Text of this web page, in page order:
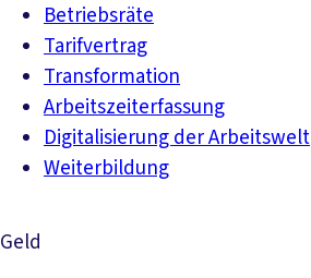
Betriebsräte
Tarifvertrag
Transformation
Arbeitszeiterfassung
Digitalisierung der Arbeitswelt
Weiterbildung
Geld